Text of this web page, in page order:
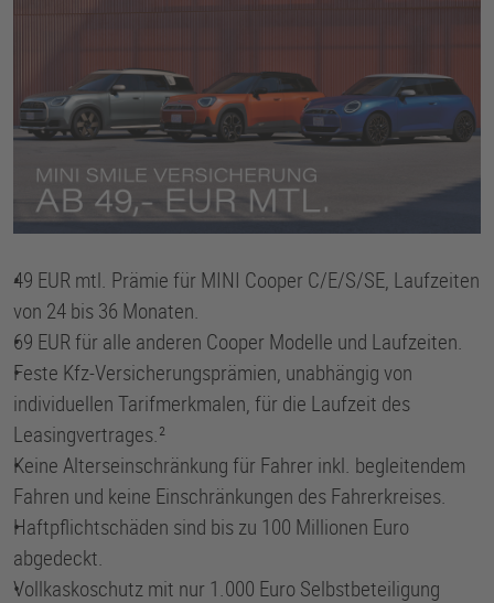
•
49 EUR mtl. Prämie für MINI Cooper C/E/S/SE, Laufzeiten
von 24 bis 36 Monaten.
•
69 EUR für alle anderen Cooper Modelle und Laufzeiten.
•
Feste Kfz-Versicherungsprämien, unabhängig von
individuellen Tarifmerkmalen, für die Laufzeit des
Leasingvertrages.²
•
Keine Alterseinschränkung für Fahrer inkl. begleitendem
Fahren und keine Einschränkungen des Fahrerkreises.
•
Haftpflichtschäden sind bis zu 100 Millionen Euro
abgedeckt.
•
Vollkaskoschutz mit nur 1.000 Euro Selbstbeteiligung